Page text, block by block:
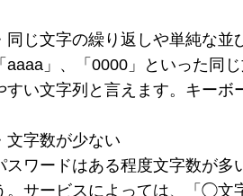
同じ文字の繰り返しや単純な並
「aaaa」、「0000」といった同
すい文字列と言えます。キーボ
文字数が少ない
スワードはある程度文字数が多
。サービスによっては、「◯文